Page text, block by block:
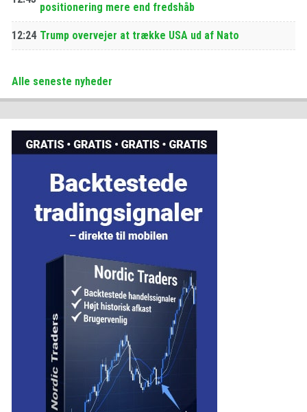
positionering mere end fredshåb
12:24 Trump overvejer at trække USA ud af Nato
Alle seneste nyheder